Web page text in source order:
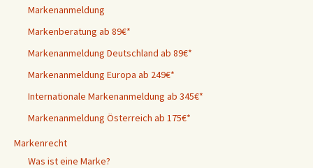
Markenanmeldung
Markenberatung ab 89€*
Markenanmeldung Deutschland ab 89€*
Markenanmeldung Europa ab 249€*
Internationale Markenanmeldung ab 345€*
Markenanmeldung Österreich ab 175€*
Markenrecht
Was ist eine Marke?